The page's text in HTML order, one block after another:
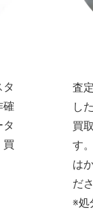
確
買
査
し
買
す
は
だ
※処